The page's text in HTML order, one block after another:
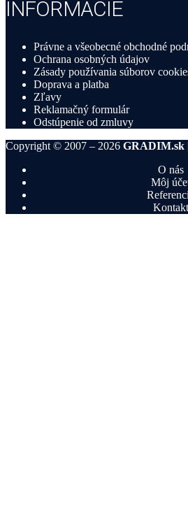
INFORMÁCIE
Právne a všeobecné obchodné
Ochrana osobných údajov
Zásady používania súborov
Doprava a platba
Zľavy
Reklamačný formulár
Odstúpenie od zmluvy
Copyright © 2007 – 2026 GRADIM.sk
O nás
Môj
Kontakt